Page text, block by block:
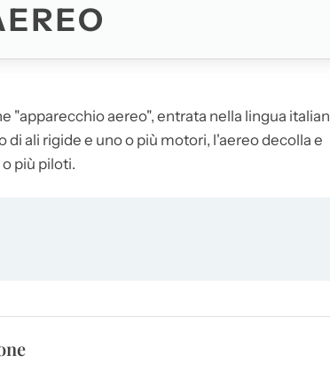
"apparecchioaereo", entrata nella lingua
ali rigide e uno o più motori, l'aereodecolla e
più piloti.